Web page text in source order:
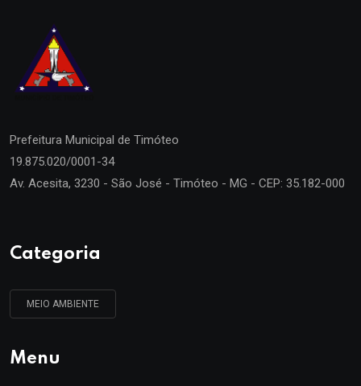
Prefeitura Municipal de Timóteo
19.875.020/0001-34
Av. Acesita, 3230 - São José - Timóteo - MG - CEP: 35.182-000
Categoria
MEIO AMBIENTE
Menu